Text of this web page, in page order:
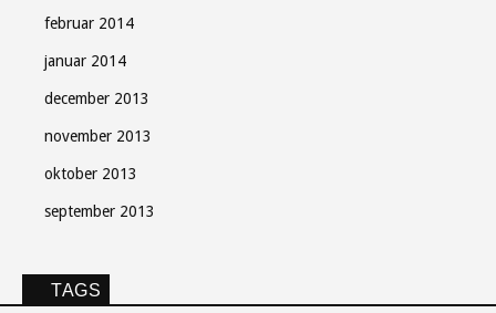
februar 2014
januar 2014
december 2013
november 2013
oktober 2013
september 2013
TAGS